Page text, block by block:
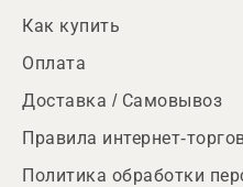
Как купить
Оплата
Доставка / Самовывоз
Правила интернет-
Политика обработки